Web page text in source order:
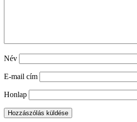
Név
E-mail cím
Honlap